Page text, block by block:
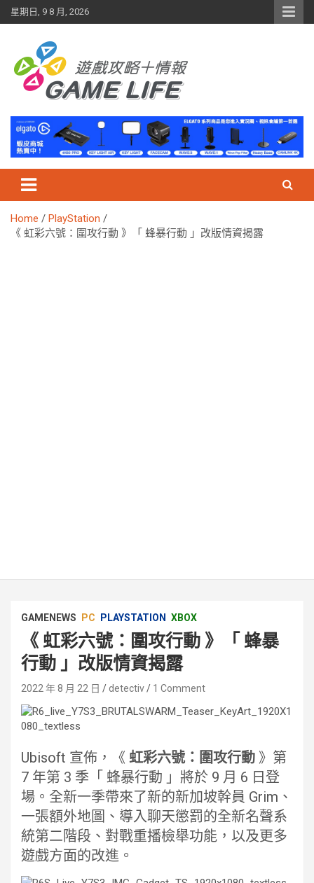
Skip
to
星期日, 9 8 月, 2026
Home
PlayStation
《 虹彩六號：圍攻行動 》「 蜂暴行動 」改版情資揭露
GAMENEWS PC PLAYSTATION XBOX
《 虹彩六號：圍攻行動 》「 蜂暴
行動 」改版情資揭露
2022 年 8 月 22 日 detectiv 1 Comment
Ubisoft 宣佈，《 虹彩六號：圍攻行動 》第
7 年第 3 季「 蜂暴行動 」將於 9 月 6 日登
場。全新一季帶來了新的新加坡幹員 Grim、
一張額外地圖、導入聊天懲罰的全新名聲系
統第二階段、對戰重播檢舉功能，以及更多
遊戲方面的改進。